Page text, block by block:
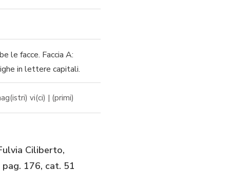
le facce. Faccia A:
in lettere capitali.
vi(ci) | (primi)
Ciliberto,
176, cat. 51